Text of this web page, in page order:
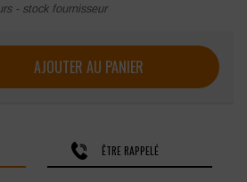
- stock fournisseur
de sécurité U-Power IMPERIUS
AJOUTER AU PANIER
ÊTRE RAPPELÉ